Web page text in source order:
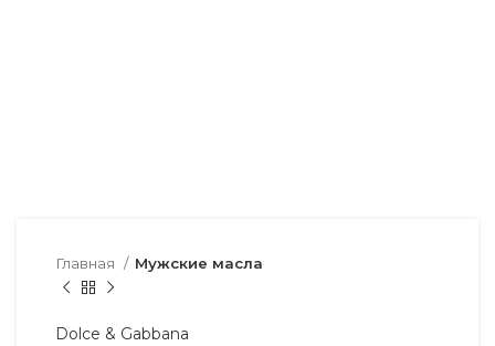
Главная Мужские масла
Dolce & Gabbana